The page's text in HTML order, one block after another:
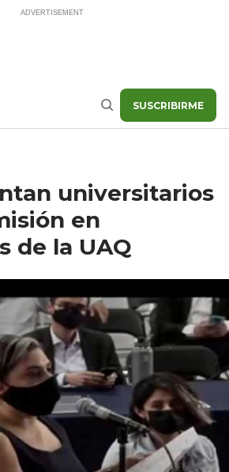
Buscar SUSCRIBIRME
universitarios
en
de la UAQ